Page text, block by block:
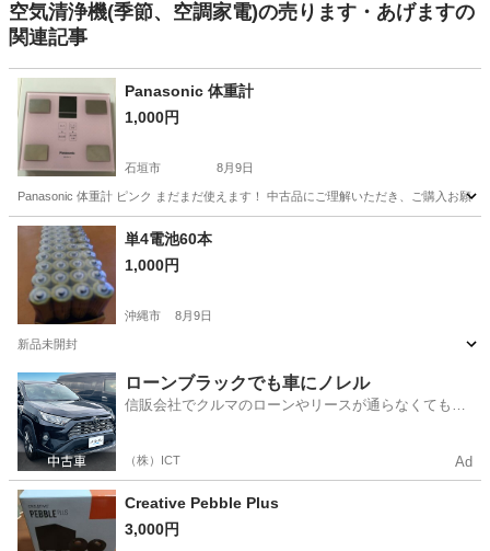
空気清浄機(季節、空調家電)の売ります・あげますの
関連記事
Panasonic 体重計
1,000円
石垣市 8月9日
Panasonic 体重計 ピンク まだまだ使えます！ 中古品にご理解いただき、ご購入お願
沖縄 石垣市 その他
単4電池60本
1,000円
沖縄市 8月9日
新品未開封
沖縄 沖縄市 その他 新品
ローンブラックでも車にノレル
信販会社でクルマのローンやリースが通らなくてもク
（株）ICT Ad
Creative Pebble Plus
3,000円